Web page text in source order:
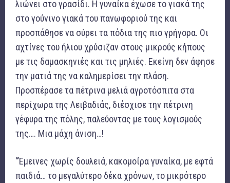
λιώνει στο γρασίδι. Η γυναίκα έχωσε το γιακά της
στο γούνινο γιακά του πανωφοριού της και
προσπάθησε να σύρει τα πόδια της πιο γρήγορα. Οι
αχτίνες του ήλιου χρύσιζαν στους μικρούς κήπους
με τις δαμασκηνιές και τις μηλιές. Εκείνη δεν άφησε
την ματιά της να καλημερίσει την πλάση.
Προσπέρασε τα πέτρινα μελιά αγροτόσπιτα στα
περίχωρα της Λειβαδιάς, διέσχισε την πέτρινη
γέφυρα της πόλης, παλεύοντας με τους λογισμούς
της…. Μια μάχη άνιση…!
“Έμεινες χωρίς δουλειά, κακομοίρα γυναίκα, με εφτά
παιδιά… το μεγαλύτερο δέκα χρόνων, το μικρότερο